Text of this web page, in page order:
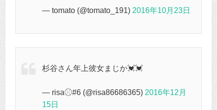
— tomato (@tomato_191) 2016年10月23日
杉谷さん年上彼女まじか💓💓
— risa⚾︎#6 (@risa86686365) 2016年12月
15日